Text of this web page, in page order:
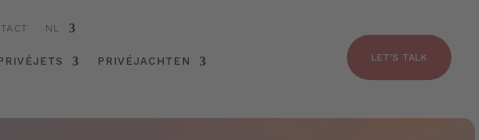
NL
PRIVÉJACHTEN
LET'S TALK